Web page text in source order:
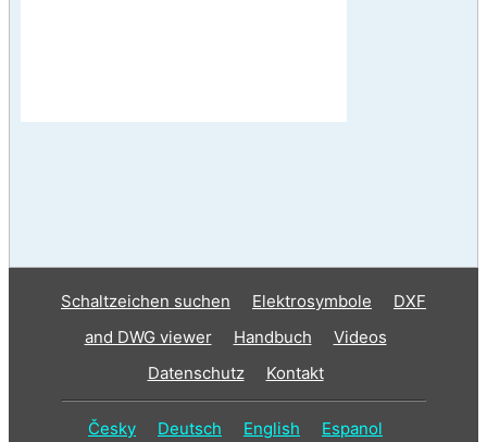
Schaltzeichen suchen Elektrosymbole
DXF
and DWG viewer
Handbuch
Videos
Datenschutz
Kontakt
Česky Deutsch English Espanol